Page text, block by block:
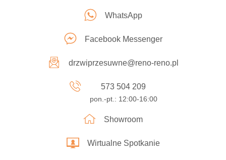
WhatsApp
Facebook Messenger
drzwiprzesuwne@reno-reno.pl
573 504 209
pon.-pt.: 12:00-16:00
Showroom
Wirtualne Spotkanie